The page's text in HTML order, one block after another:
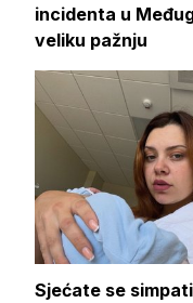
incidenta u
veliku pažnju
Sjećate se